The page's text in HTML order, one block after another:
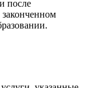
после